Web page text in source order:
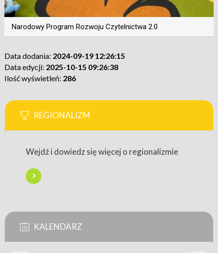
Narodowy Program Rozwoju Czytelnictwa 2.0
Data dodania: 2024-09-19 12:26:15
Data edycji: 2025-10-15 09:26:38
Ilość wyświetleń: 286
REGIONALIZM
Wejdź i dowiedz się więcej o regionalizmie
KALENDARZ